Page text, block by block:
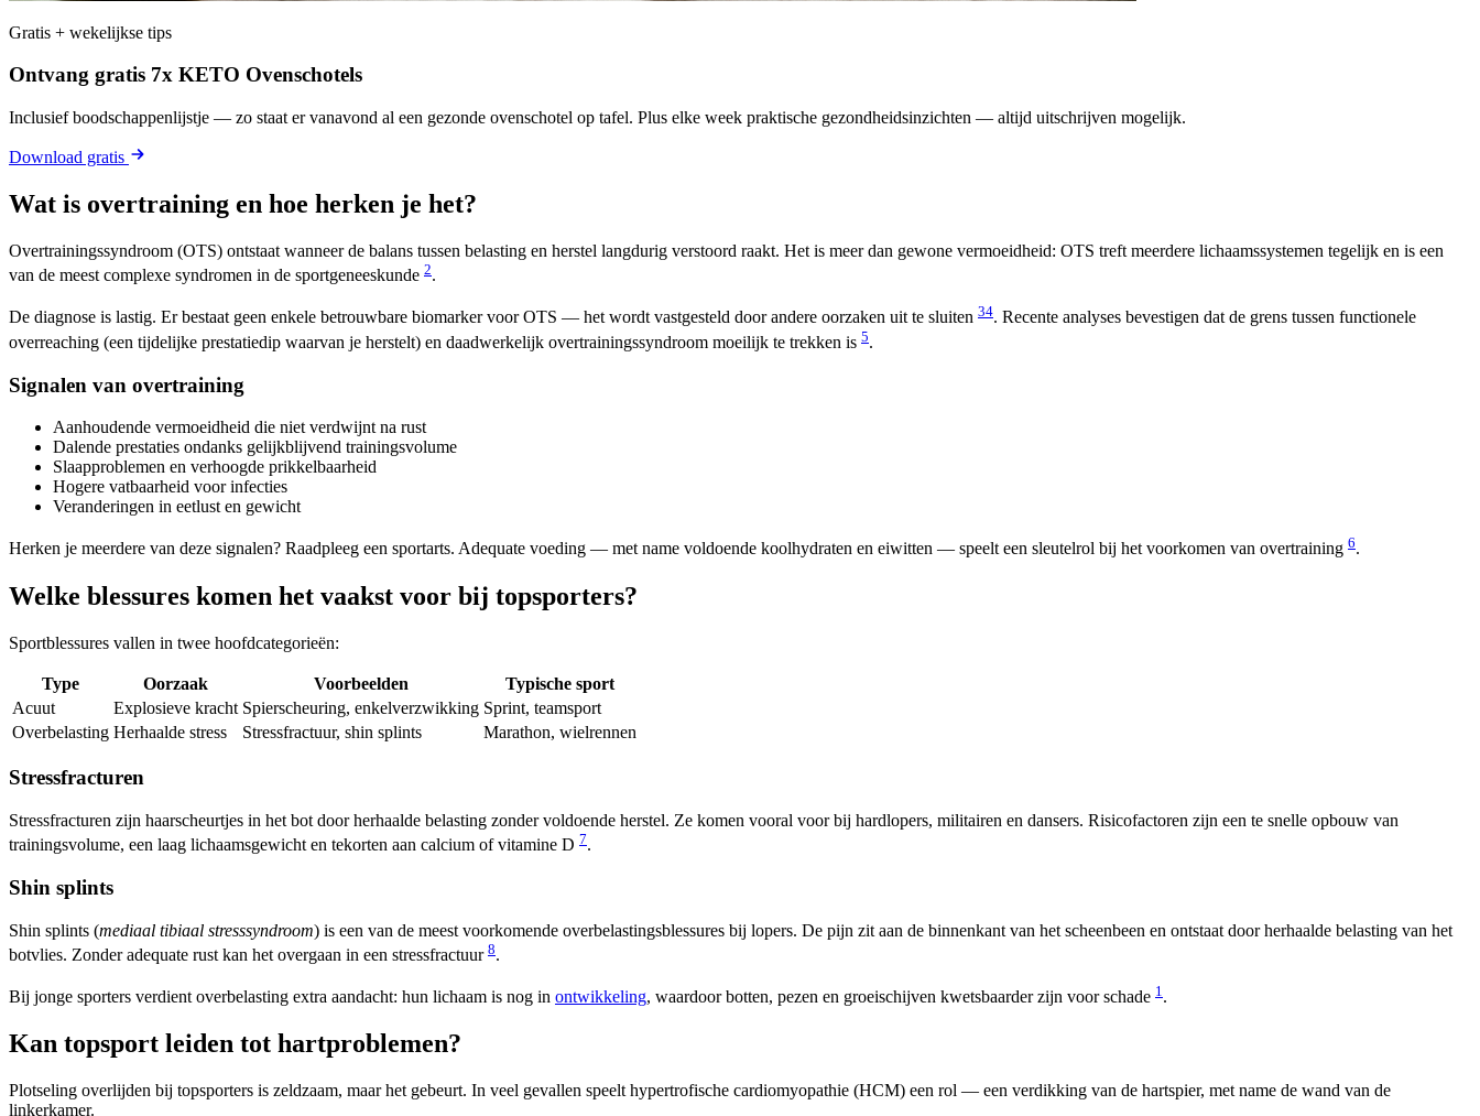
Gratis + wekelijkse tips
Ontvang gratis 7x KETO Ovenschotels
Inclusief boodschappenlijstje — zo staat er vanavond al een gezonde ovenschotel op tafel. Plus elke week praktische gezondheidsinzichten — altijd uitschrijven mogelijk.
Download gratis
Wat is overtraining en hoe herken je het?
Overtrainingssyndroom (OTS) ontstaat wanneer de balans tussen belasting en herstel langdurig verstoord raakt. Het is meer dan gewone vermoeidheid: OTS treft meerdere lichaamssystemen tegelijk en is een
van de meest complexe syndromen in de sportgeneeskunde 2.
De diagnose is lastig. Er bestaat geen enkele betrouwbare biomarker voor OTS — het wordt vastgesteld door andere oorzaken uit te sluiten 34. Recente analyses bevestigen dat de grens tussen functionele
overreaching (een tijdelijke prestatiedip waarvan je herstelt) en daadwerkelijk overtrainingssyndroom moeilijk te trekken is 5.
Signalen van overtraining
Aanhoudende vermoeidheid die niet verdwijnt na rust
Dalende prestaties ondanks gelijkblijvend trainingsvolume
Slaapproblemen en verhoogde prikkelbaarheid
Hogere vatbaarheid voor infecties
Veranderingen in eetlust en gewicht
Herken je meerdere van deze signalen? Raadpleeg een sportarts. Adequate voeding — met name voldoende koolhydraten en eiwitten — speelt een sleutelrol bij het voorkomen van overtraining 6.
Welke blessures komen het vaakst voor bij topsporters?
Sportblessures vallen in twee hoofdcategorieën:
Type Oorzaak Voorbeelden
Typische sport
Acuut
Explosieve kracht Spierscheuring, enkelverzwikking Sprint, teamsport
Overbelasting Herhaalde stress Stressfractuur, shin splints Marathon, wielrennen
Stressfracturen
Stressfracturen zijn haarscheurtjes in het bot door herhaalde belasting zonder voldoende herstel. Ze komen vooral voor bij hardlopers, militairen en dansers. Risicofactoren zijn een te snelle opbouw van
trainingsvolume, een laag lichaamsgewicht en tekorten aan calcium of vitamine D 7.
Shin splints
Shin splints (mediaal tibiaal stresssyndroom) is een van de meest voorkomende overbelastingsblessures bij lopers. De pijn zit aan de binnenkant van het scheenbeen en ontstaat door herhaalde belasting van het
botvlies. Zonder adequate rust kan het overgaan in een stressfractuur 8.
Bij jonge sporters verdient overbelasting extra aandacht: hun lichaam is nog in ontwikkeling, waardoor botten, pezen en groeischijven kwetsbaarder zijn voor schade 1.
Kan topsport leiden tot hartproblemen?
Plotseling overlijden bij topsporters is zeldzaam, maar het gebeurt. In veel gevallen speelt hypertrofische cardiomyopathie (HCM) een rol — een verdikking van de hartspier, met name de wand van de
linkerkamer.